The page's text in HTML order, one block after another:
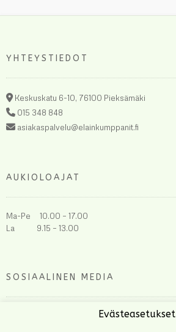
YHTEYSTIEDOT
Keskuskatu 6-10, 76100 Pieksämäki
015 348 848
asiakaspalvelu@elainkumppanit.fi
AUKIOLOAJAT
Ma-Pe 10.00 – 17.00
La 9.15 – 13.00
SOSIAALINEN MEDIA
Evästeasetukset